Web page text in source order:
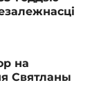
на
Святланы